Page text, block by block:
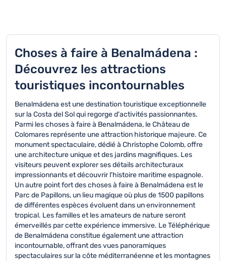
Choses à faire à Benalmádena :
Découvrez les attractions
touristiques incontournables
Benalmádena est une destination touristique exceptionnelle
sur la Costa del Sol qui regorge d'activités passionnantes.
Parmi les choses à faire à Benalmádena, le Château de
Colomares représente une attraction historique majeure. Ce
monument spectaculaire, dédié à Christophe Colomb, offre
une architecture unique et des jardins magnifiques. Les
visiteurs peuvent explorer ses détails architecturaux
impressionnants et découvrir l'histoire maritime espagnole.
Un autre point fort des choses à faire à Benalmádena est le
Parc de Papillons, un lieu magique où plus de 1500 papillons
de différentes espèces évoluent dans un environnement
tropical. Les familles et les amateurs de nature seront
émerveillés par cette expérience immersive. Le Téléphérique
de Benalmádena constitue également une attraction
incontournable, offrant des vues panoramiques
spectaculaires sur la côte méditerranéenne et les montagnes